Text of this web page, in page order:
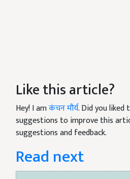
Like this article?
Hey! I amकंचन मौर्य. Did you liked
suggestions to improve this
suggestions and feedback.
Read next